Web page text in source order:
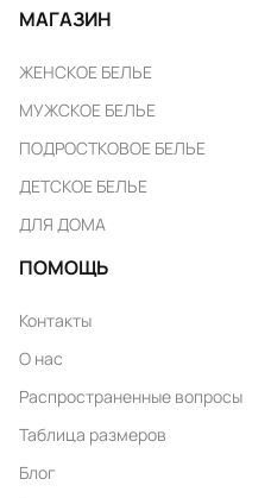
МАГАЗИН
ЖЕНСКОЕ БЕЛЬЕ
МУЖСКОЕ БЕЛЬЕ
ПОДРОСТКОВОЕ БЕЛЬЕ
ДЕТСКОЕ БЕЛЬЕ
ДЛЯ ДОМА
ПОМОЩЬ
Контакты
О нас
Распространенные вопросы
Таблица размеров
Блог